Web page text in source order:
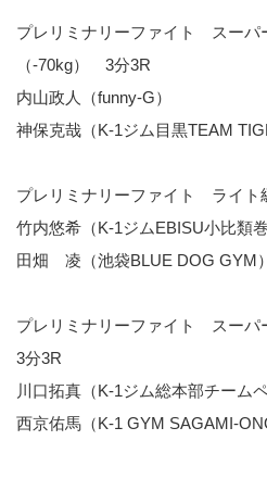
プレリミナリーファイト スーパ
（-70kg） 3分3R
内山政人（funny-G）
神保克哉（K-1ジム目黒TEAM
プレリミナリーファイト ライ
竹内悠希（K-1ジムEBISU小比類巻
田畑 凌（池袋BLUE DOG GYM）
プレリミナリーファイト スーパ
3分3R
川口拓真（K-1ジム総本部チームペ
西京佑馬（K-1 GYM SAGAMI-